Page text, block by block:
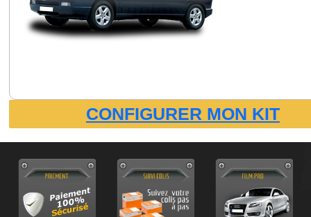
CONFIGURER MON KIT